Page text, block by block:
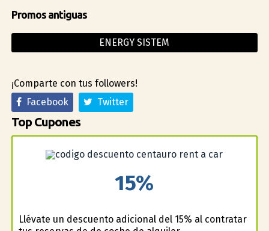
Promos antiguas
ENERGY SISTEM
¡Comparte con tus followers!
Facebook
Twitter
Top Cupones
15%
Llévate un descuento adicional del 15% al contratar